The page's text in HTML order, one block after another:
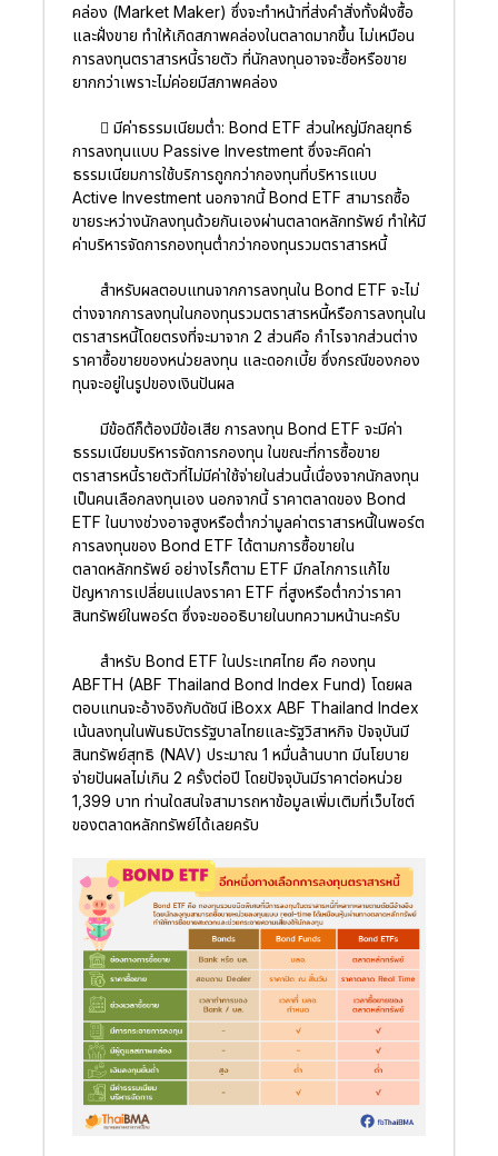
คล่อง (Market Maker) ซึ่งจะทำหน้าที่ส่งคำสั่งทั้งฝั่งซื้อ
และฝั่งขาย ทำให้เกิดสภาพคล่องในตลาดมากขึ้น ไม่เหมือน
การลงทุนตราสารหนี้รายตัว ที่นักลงทุนอาจจะซื้อหรือขาย
ยากกว่าเพราะไม่ค่อยมีสภาพคล่อง
 มีค่าธรรมเนียมต่ำ: Bond ETF ส่วนใหญ่มีกลยุทธ์
การลงทุนแบบ Passive Investment ซึ่งจะคิดค่า
ธรรมเนียมการใช้บริการถูกกว่ากองทุนที่บริหารแบบ
Active Investment นอกจากนี้ Bond ETF สามารถซื้อ
ขายระหว่างนักลงทุนด้วยกันเองผ่านตลาดหลักทรัพย์ ทำให้มี
ค่าบริหารจัดการกองทุนต่ำกว่ากองทุนรวมตราสารหนี้
สำหรับผลตอบแทนจากการลงทุนใน Bond ETF จะไม่
ต่างจากการลงทุนในกองทุนรวมตราสารหนี้หรือการลงทุนใน
ตราสารหนี้โดยตรงที่จะมาจาก 2 ส่วนคือ กำไรจากส่วนต่าง
ราคาซื้อขายของหน่วยลงทุน และดอกเบี้ย ซึ่งกรณีของกอง
ทุนจะอยู่ในรูปของเงินปันผล
มีข้อดีก็ต้องมีข้อเสีย การลงทุน Bond ETF จะมีค่า
ธรรมเนียมบริหารจัดการกองทุน ในขณะที่การซื้อขาย
ตราสารหนี้รายตัวที่ไม่มีค่าใช้จ่ายในส่วนนี้เนื่องจากนักลงทุน
เป็นคนเลือกลงทุนเอง นอกจากนี้ ราคาตลาดของ Bond
ETF ในบางช่วงอาจสูงหรือต่ำกว่ามูลค่าตราสารหนี้ในพอร์ต
การลงทุนของ Bond ETF ได้ตามการซื้อขายใน
ตลาดหลักทรัพย์ อย่างไรก็ตาม ETF มีกลไกการแก้ไข
ปัญหาการเปลี่ยนแปลงราคา ETF ที่สูงหรือต่ำกว่าราคา
สินทรัพย์ในพอร์ต ซึ่งจะขออธิบายในบทความหน้านะครับ
สำหรับ Bond ETF ในประเทศไทย คือ กองทุน
ABFTH (ABF Thailand Bond Index Fund) โดยผล
ตอบแทนจะอ้างอิงกับดัชนี iBoxx ABF Thailand Index
เน้นลงทุนในพันธบัตรรัฐบาลไทยและรัฐวิสาหกิจ ปัจจุบันมี
สินทรัพย์สุทธิ (NAV) ประมาณ 1 หมื่นล้านบาท มีนโยบาย
จ่ายปันผลไม่เกิน 2 ครั้งต่อปี โดยปัจจุบันมีราคาต่อหน่วย
1,399 บาท ท่านใดสนใจสามารถหาข้อมูลเพิ่มเติมที่เว็บไซต์
ของตลาดหลักทรัพย์ได้เลยครับ